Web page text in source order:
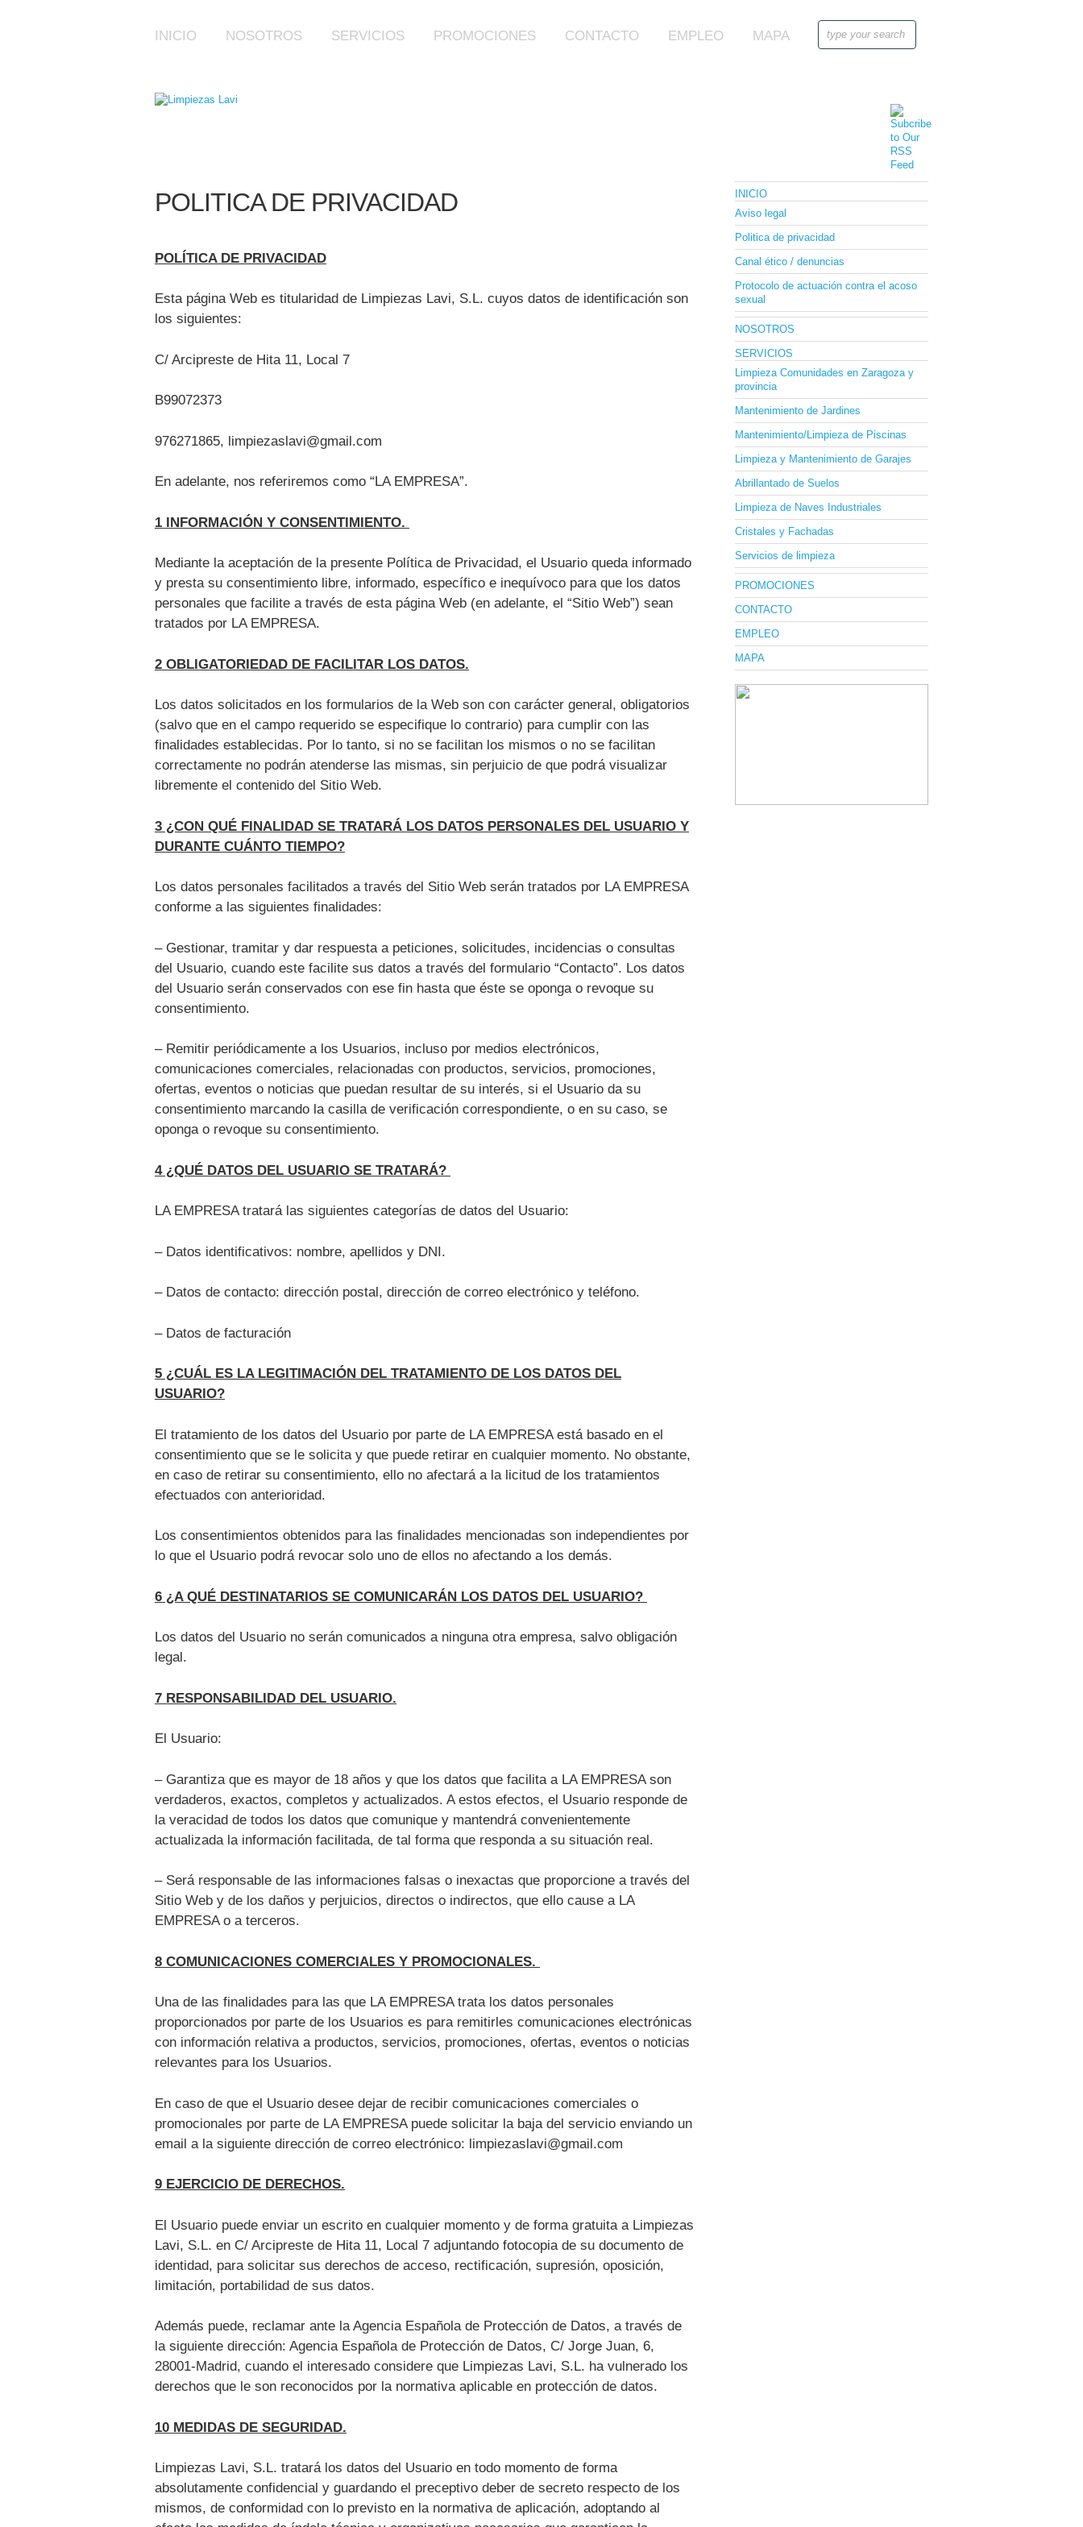
INICIO NOSOTROS SERVICIOS PROMOCIONES CONTACTO EMPLEO MAPA
POLITICA DE PRIVACIDAD
POLÍTICA DE PRIVACIDAD
Esta página Web es titularidad de Limpiezas Lavi, S.L. cuyos datos de identificación son
los siguientes:
C/ Arcipreste de Hita 11, Local 7
B99072373
976271865, limpiezaslavi@gmail.com
En adelante, nos referiremos como “LA EMPRESA”.
1 INFORMACIÓN Y CONSENTIMIENTO.
Mediante la aceptación de la presente Política de Privacidad, el Usuario queda informado
y presta su consentimiento libre, informado, específico e inequívoco para que los datos
personales que facilite a través de esta página Web (en adelante, el “Sitio Web”) sean
tratados por LA EMPRESA.
2 OBLIGATORIEDAD DE FACILITAR LOS DATOS.
Los datos solicitados en los formularios de la Web son con carácter general, obligatorios
(salvo que en el campo requerido se especifique lo contrario) para cumplir con las
finalidades establecidas. Por lo tanto, si no se facilitan los mismos o no se facilitan
correctamente no podrán atenderse las mismas, sin perjuicio de que podrá visualizar
libremente el contenido del Sitio Web.
3 ¿CON QUÉ FINALIDAD SE TRATARÁ LOS DATOS PERSONALES DEL USUARIO Y
DURANTE CUÁNTO TIEMPO?
Los datos personales facilitados a través del Sitio Web serán tratados por LA EMPRESA
conforme a las siguientes finalidades:
– Gestionar, tramitar y dar respuesta a peticiones, solicitudes, incidencias o consultas
del Usuario, cuando este facilite sus datos a través del formulario “Contacto”. Los datos
del Usuario serán conservados con ese fin hasta que éste se oponga o revoque su
consentimiento.
– Remitir periódicamente a los Usuarios, incluso por medios electrónicos,
comunicaciones comerciales, relacionadas con productos, servicios, promociones,
ofertas, eventos o noticias que puedan resultar de su interés, si el Usuario da su
consentimiento marcando la casilla de verificación correspondiente, o en su caso, se
oponga o revoque su consentimiento.
4 ¿QUÉ DATOS DEL USUARIO SE TRATARÁ?
LA EMPRESA tratará las siguientes categorías de datos del Usuario:
– Datos identificativos: nombre, apellidos y DNI.
– Datos de contacto: dirección postal, dirección de correo electrónico y teléfono.
– Datos de facturación
5 ¿CUÁL ES LA LEGITIMACIÓN DEL TRATAMIENTO DE LOS DATOS DEL
USUARIO?
El tratamiento de los datos del Usuario por parte de LA EMPRESA está basado en el
consentimiento que se le solicita y que puede retirar en cualquier momento. No obstante,
en caso de retirar su consentimiento, ello no afectará a la licitud de los tratamientos
efectuados con anterioridad.
Los consentimientos obtenidos para las finalidades mencionadas son independientes por
lo que el Usuario podrá revocar solo uno de ellos no afectando a los demás.
6 ¿A QUÉ DESTINATARIOS SE COMUNICARÁN LOS DATOS DEL USUARIO?
Los datos del Usuario no serán comunicados a ninguna otra empresa, salvo obligación
legal.
7 RESPONSABILIDAD DEL USUARIO.
El Usuario:
– Garantiza que es mayor de 18 años y que los datos que facilita a LA EMPRESA son
verdaderos, exactos, completos y actualizados. A estos efectos, el Usuario responde de
la veracidad de todos los datos que comunique y mantendrá convenientemente
actualizada la información facilitada, de tal forma que responda a su situación real.
– Será responsable de las informaciones falsas o inexactas que proporcione a través del
Sitio Web y de los daños y perjuicios, directos o indirectos, que ello cause a LA
EMPRESA o a terceros.
8 COMUNICACIONES COMERCIALES Y PROMOCIONALES.
Una de las finalidades para las que LA EMPRESA trata los datos personales
proporcionados por parte de los Usuarios es para remitirles comunicaciones electrónicas
con información relativa a productos, servicios, promociones, ofertas, eventos o noticias
relevantes para los Usuarios.
En caso de que el Usuario desee dejar de recibir comunicaciones comerciales o
promocionales por parte de LA EMPRESA puede solicitar la baja del servicio enviando un
email a la siguiente dirección de correo electrónico: limpiezaslavi@gmail.com
9 EJERCICIO DE DERECHOS.
El Usuario puede enviar un escrito en cualquier momento y de forma gratuita a Limpiezas
Lavi, S.L. en C/ Arcipreste de Hita 11, Local 7 adjuntando fotocopia de su documento de
identidad, para solicitar sus derechos de acceso, rectificación, supresión, oposición,
limitación, portabilidad de sus datos.
Además puede, reclamar ante la Agencia Española de Protección de Datos, a través de
la siguiente dirección: Agencia Española de Protección de Datos, C/ Jorge Juan, 6,
28001-Madrid, cuando el interesado considere que Limpiezas Lavi, S.L. ha vulnerado los
derechos que le son reconocidos por la normativa aplicable en protección de datos.
10 MEDIDAS DE SEGURIDAD.
Limpiezas Lavi, S.L. tratará los datos del Usuario en todo momento de forma
absolutamente confidencial y guardando el preceptivo deber de secreto respecto de los
mismos, de conformidad con lo previsto en la normativa de aplicación, adoptando al
INICIO
Aviso legal
Politica de privacidad
Canal ético / denuncias
Protocolo de actuación contra el acoso
sexual
NOSOTROS
SERVICIOS
Limpieza Comunidades en Zaragoza y
provincia
Mantenimiento de Jardines
Mantenimiento/Limpieza de Piscinas
Limpieza y Mantenimiento de Garajes
Abrillantado de Suelos
Limpieza de Naves Industriales
Cristales y Fachadas
Servicios de limpieza
PROMOCIONES
CONTACTO
EMPLEO
MAPA